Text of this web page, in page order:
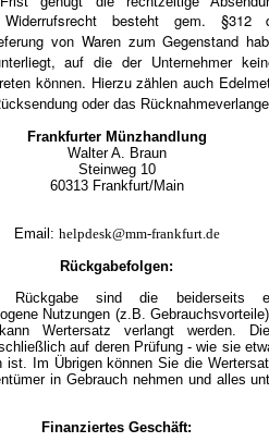
Widerrufsrecht besteht gem.
von Waren zum Gegenstand
auf die der Unternehmer
können. Hierzu zählen auch
oder das
Frankfurter Münzhandlung
Walter A. Braun
Steinweg 10
60313 Frankfurt/Main
Email: helpdesk@mm-frankfurt.de
Rückgabefolgen:
sind die beiderseits
Nutzungen (z.B.
Wertersatz verlangt werden.
auf deren Prüfung - wie sie
ist. Im Übrigen können Sie die
in Gebrauch nehmen und alles
Finanziertes Geschäft: